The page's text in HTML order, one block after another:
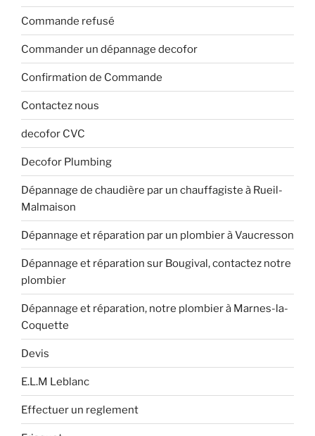
Commande refusé
Commander un dépannage decofor
Confirmation de Commande
Contactez nous
decofor CVC
Decofor Plumbing
Dépannage de chaudière par un chauffagiste à Rueil-
Malmaison
Dépannage et réparation par un plombier à Vaucresson
Dépannage et réparation sur Bougival, contactez notre
plombier
Dépannage et réparation, notre plombier à Marnes-la-
Coquette
Devis
E.L.M Leblanc
Effectuer un reglement